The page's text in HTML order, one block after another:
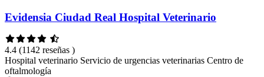
Evidensia Ciudad Real Hospital Veterinario
4.4 (1142 reseñas )
Hospital veterinario Servicio de urgencias veterinarias Centro de
oftalmología